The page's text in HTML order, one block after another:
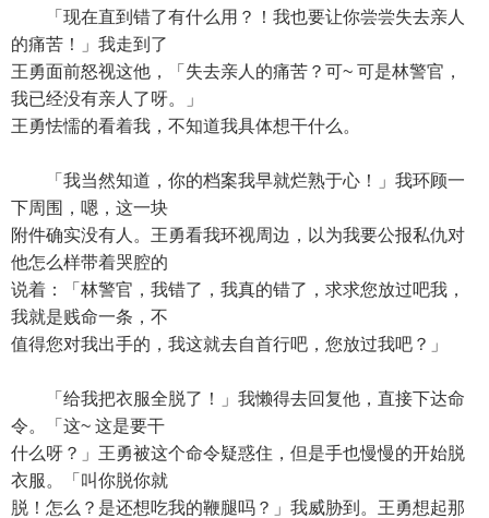
「现在直到错了有什么用？！我也要让你尝尝失去亲人
的痛苦！」我走到了
王勇面前怒视这他，「失去亲人的痛苦？可~ 可是林警官，
我已经没有亲人了呀。」
王勇怯懦的看着我，不知道我具体想干什么。
「我当然知道，你的档案我早就烂熟于心！」我环顾一
下周围，嗯，这一块
附件确实没有人。王勇看我环视周边，以为我要公报私仇对
他怎么样带着哭腔的
说着：「林警官，我错了，我真的错了，求求您放过吧我，
我就是贱命一条，不
值得您对我出手的，我这就去自首行吧，您放过我吧？」
「给我把衣服全脱了！」我懒得去回复他，直接下达命
令。「这~ 这是要干
什么呀？」王勇被这个命令疑惑住，但是手也慢慢的开始脱
衣服。「叫你脱你就
脱！怎么？是还想吃我的鞭腿吗？」我威胁到。王勇想起那